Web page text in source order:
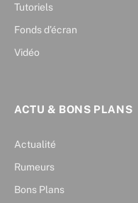
Tutoriels
Fonds d’écran
Vidéo
ACTU & BONS PLANS
Actualité
Rumeurs
Bons Plans